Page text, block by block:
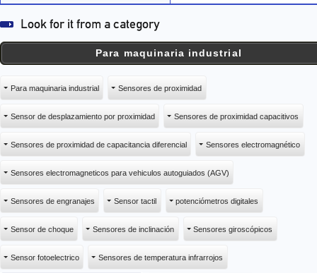
Para maquinaria industrial
Para maquinaria industrial Sensores de proximidad
Sensor de desplazamiento por proximidad Sensores de proximidad capacitivos
Sensores de proximidad de capacitancia diferencial Sensores electromagnético
Sensores electromagneticos para vehiculos autoguiados (AGV)
Sensores de engranajes Sensor tactil potenciómetros digitales
Sensor de choque Sensores de inclinación Sensores giroscópicos
Sensor fotoelectrico Sensores de temperatura infrarrojos